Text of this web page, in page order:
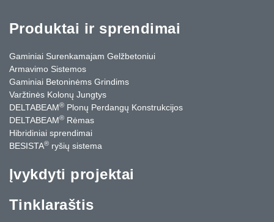
Produktai ir sprendimai
Gaminiai Surenkamajam Gelžbetoniui
Armavimo Sistemos
Gaminiai Betoninėms Grindims
Varžtinės Kolonų Jungtys
DELTABEAM® Plonų Perdangų Konstrukcijos
DELTABEAM® Rėmas
Hibridiniai sprendimai
BESISTA® ryšių sistema
Įvykdyti projektai
Tinklaraštis